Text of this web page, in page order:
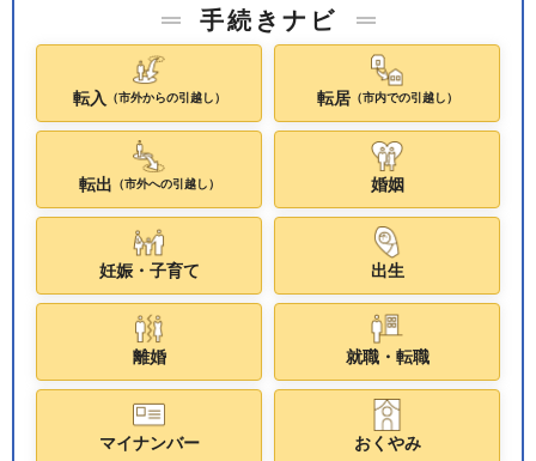
手続きナビ
転入 （市外からの引越し） 転居（市内での引越し）
転出 （市外への引越し） 婚姻
妊娠・子育て 出生
離婚 就職・転職
マイナンバー おくやみ